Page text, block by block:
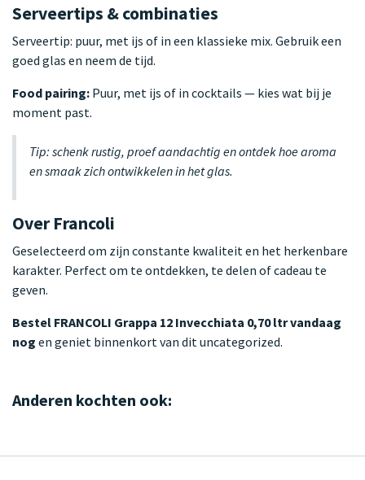
Serveertips & combinaties
Serveertip: puur, met ijs of in een klassieke mix. Gebruik een
goed glas en neem de tijd.
Food pairing: Puur, met ijs of in cocktails — kies wat bij je
moment past.
Tip: schenk rustig, proef aandachtig en ontdek hoe aroma
en smaak zich ontwikkelen in het glas.
Over Francoli
Geselecteerd om zijn constante kwaliteit en het herkenbare
karakter. Perfect om te ontdekken, te delen of cadeau te
geven.
Bestel FRANCOLI Grappa 12 Invecchiata 0,70 ltr vandaag
nog en geniet binnenkort van dit uncategorized.
Anderen kochten ook: